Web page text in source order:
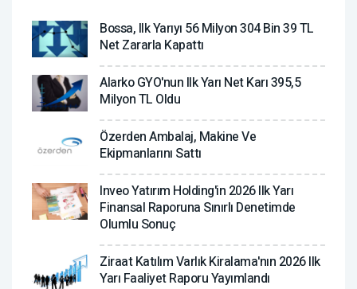
Bossa, Ilk Yarıyı 56 Milyon 304 Bin 39 TL
Net Zararla Kapattı
Alarko GYO'nun Ilk Yarı Net Karı 395,5
Milyon TL Oldu
Özerden Ambalaj, Makine Ve
Ekipmanlarını Sattı
Inveo Yatırım Holding'in 2026 Ilk Yarı
Finansal Raporuna Sınırlı Denetimde
Olumlu Sonuç
Ziraat Katılım Varlık Kiralama'nın 2026 Ilk
Yarı Faaliyet Raporu Yayımlandı